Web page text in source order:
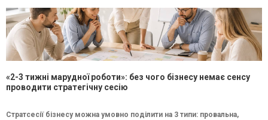
«2-3 тижні марудної роботи»: без чого бізнесу немає сенсу
проводити стратегічну сесію
Стратсесії бізнесу можна умовно поділити на 3 типи: провальна,